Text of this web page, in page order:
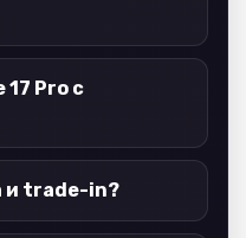
Pro с
и trade-in?